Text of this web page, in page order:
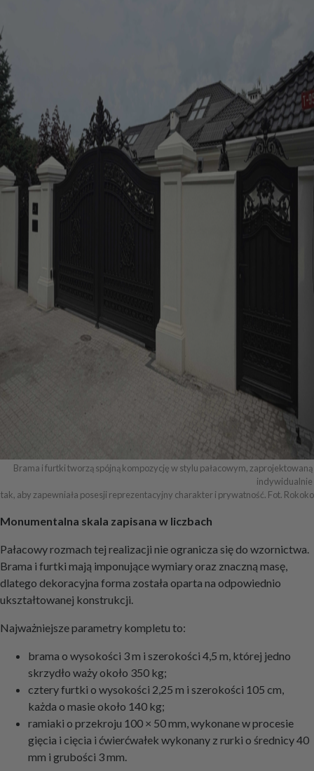
Brama i furtki tworzą spójną kompozycję w stylu pałacowym, zaprojektowaną
indywidualnie
tak, aby zapewniała posesji reprezentacyjny charakter i prywatność. Fot. Rokoko
Monumentalna skala zapisana w liczbach
Pałacowy rozmach tej realizacji nie ogranicza się do wzornictwa.
Brama i furtki mają imponujące wymiary oraz znaczną masę,
dlatego dekoracyjna forma została oparta na odpowiednio
ukształtowanej konstrukcji.
Najważniejsze parametry kompletu to:
brama o wysokości 3 m i szerokości 4,5 m, której jedno
skrzydło waży około 350 kg;
cztery furtki o wysokości 2,25 m i szerokości 105 cm,
każda o masie około 140 kg;
ramiaki o przekroju 100 × 50 mm, wykonane w procesie
gięcia i cięcia i ćwierćwałek wykonany z rurki o średnicy 40
mm i grubości 3 mm.